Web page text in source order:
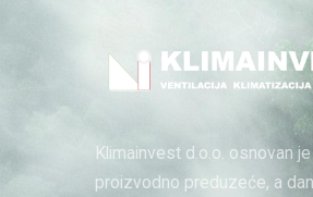
Klimainvest d.o.o. osnovan
proizvodno preduzeće, a